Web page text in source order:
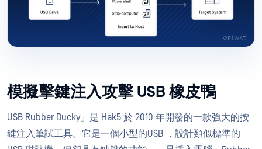
模擬擊鍵注入攻擊 USB 橡皮鴨
USB Rubber Ducky」是 Hak5 於 2010 年開發的一款強大的按
鍵注入筆試工具。它是一個小型的USB ，設計類似標準的